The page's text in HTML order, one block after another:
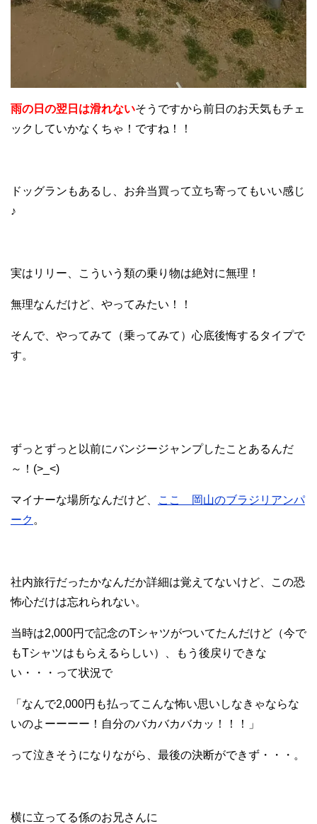
雨の日の翌日は滑れないそうですから前日のお天気もチェ
ックしていかなくちゃ！ですね！！
ドッグランもあるし、お弁当買って立ち寄ってもいい感じ
♪
実はリリー、こういう類の乗り物は絶対に無理！
無理なんだけど、やってみたい！！
そんで、やってみて（乗ってみて）心底後悔するタイプで
す。
ずっとずっと以前にバンジージャンプしたことあるんだ
～！(>_<)
マイナーな場所なんだけど、
ここ 岡山のブラジリアンパ
ーク 。
社内旅行だったかなんだか詳細は覚えてないけど、この恐
怖心だけは忘れられない。
当時は2,000円で記念のTシャツがついてたんだけど（今で
もTシャツはもらえるらしい）、もう後戻りできな
い・・・って状況で
「なんで2,000円も払ってこんな怖い思いしなきゃならな
いのよーーーー！自分のバカバカバカッ！！！」
って泣きそうになりながら、最後の決断ができず・・・。
横に立ってる係のお兄さんに